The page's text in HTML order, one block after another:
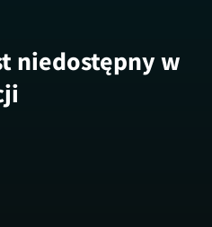
niedostępny w